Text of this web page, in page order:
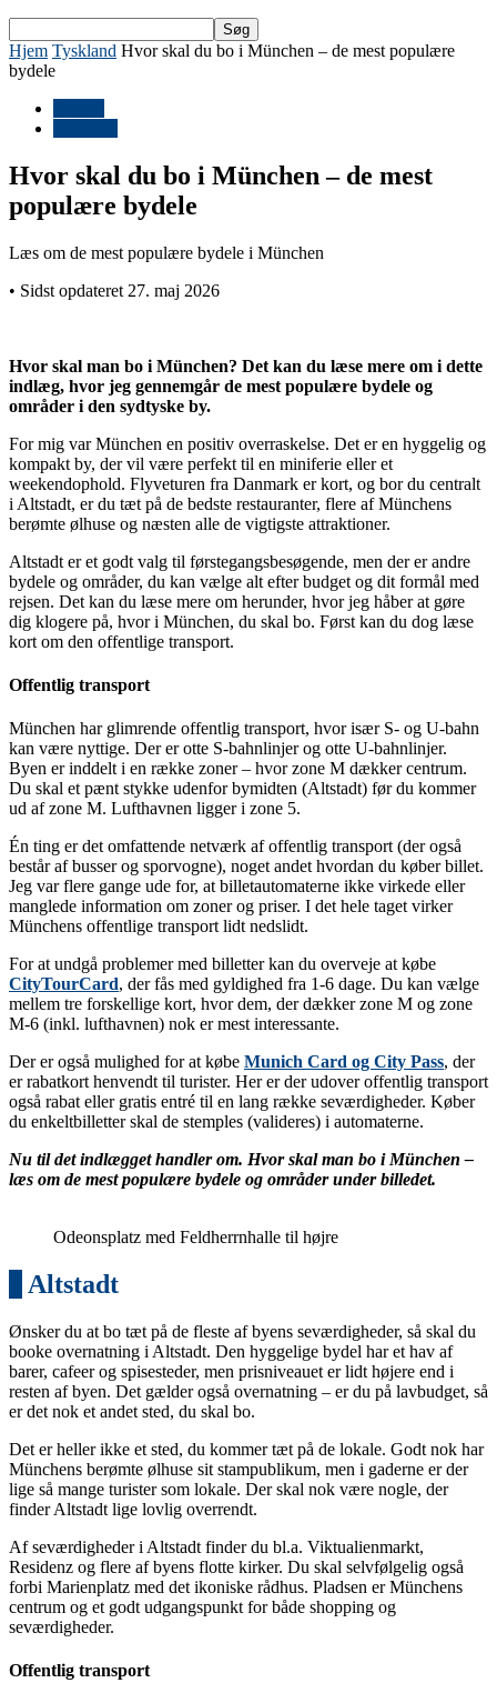
Hjem Tyskland Hvor skal du bo i München – de mest populære
bydele
Hvor skal du bo i München – de mest
populære bydele
Læs om de mest populære bydele i München
• Sidst opdateret 27. maj 2026
Hvor skal man bo i München? Det kan du læse mere om i dette
indlæg, hvor jeg gennemgår de mest populære bydele og
områder i den sydtyske by.
For mig var München en positiv overraskelse. Det er en hyggelig og
kompakt by, der vil være perfekt til en miniferie eller et
weekendophold. Flyveturen fra Danmark er kort, og bor du centralt
i Altstadt, er du tæt på de bedste restauranter, flere af Münchens
berømte ølhuse og næsten alle de vigtigste attraktioner.
Altstadt er et godt valg til førstegangsbesøgende, men der er andre
bydele og områder, du kan vælge alt efter budget og dit formål med
rejsen. Det kan du læse mere om herunder, hvor jeg håber at gøre
dig klogere på, hvor i München, du skal bo. Først kan du dog læse
kort om den offentlige transport.
Offentlig transport
München har glimrende offentlig transport, hvor især S- og U-bahn
kan være nyttige. Der er otte S-bahnlinjer og otte U-bahnlinjer.
Byen er inddelt i en række zoner – hvor zone M dækker centrum.
Du skal et pænt stykke udenfor bymidten (Altstadt) før du kommer
ud af zone M. Lufthavnen ligger i zone 5.
Én ting er det omfattende netværk af offentlig transport (der også
består af busser og sporvogne), noget andet hvordan du køber billet.
Jeg var flere gange ude for, at billetautomaterne ikke virkede eller
manglede information om zoner og priser. I det hele taget virker
Münchens offentlige transport lidt nedslidt.
For at undgå problemer med billetter kan du overveje at købe
CityTourCard, der fås med gyldighed fra 1-6 dage. Du kan vælge
mellem tre forskellige kort, hvor dem, der dækker zone M og zone
M-6 (inkl. lufthavnen) nok er mest interessante.
Der er også mulighed for at købe Munich Card og City Pass, der
er rabatkort henvendt til turister. Her er der udover offentlig transport
også rabat eller gratis entré til en lang række seværdigheder. Køber
du enkeltbilletter skal de stemples (valideres) i automaterne.
Nu til det indlægget handler om. Hvor skal man bo i München –
læs om de mest populære bydele og områder under billedet.
Odeonsplatz med Feldherrnhalle til højre
Altstadt
Ønsker du at bo tæt på de fleste af byens seværdigheder, så skal du
booke overnatning i Altstadt. Den hyggelige bydel har et hav af
barer, cafeer og spisesteder, men prisniveauet er lidt højere end i
resten af byen. Det gælder også overnatning – er du på lavbudget, så
er det nok et andet sted, du skal bo.
Det er heller ikke et sted, du kommer tæt på de lokale. Godt nok har
Münchens berømte ølhuse sit stampublikum, men i gaderne er der
lige så mange turister som lokale. Der skal nok være nogle, der
finder Altstadt lige lovlig overrendt.
Af seværdigheder i Altstadt finder du bl.a. Viktualienmarkt,
Residenz og flere af byens flotte kirker. Du skal selvfølgelig også
forbi Marienplatz med det ikoniske rådhus. Pladsen er Münchens
centrum og et godt udgangspunkt for både shopping og
seværdigheder.
Offentlig transport